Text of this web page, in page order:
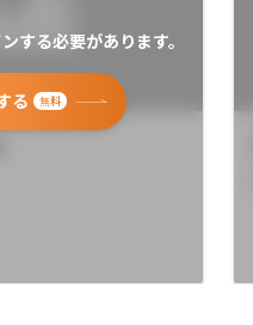
する必要があります。
る 無料